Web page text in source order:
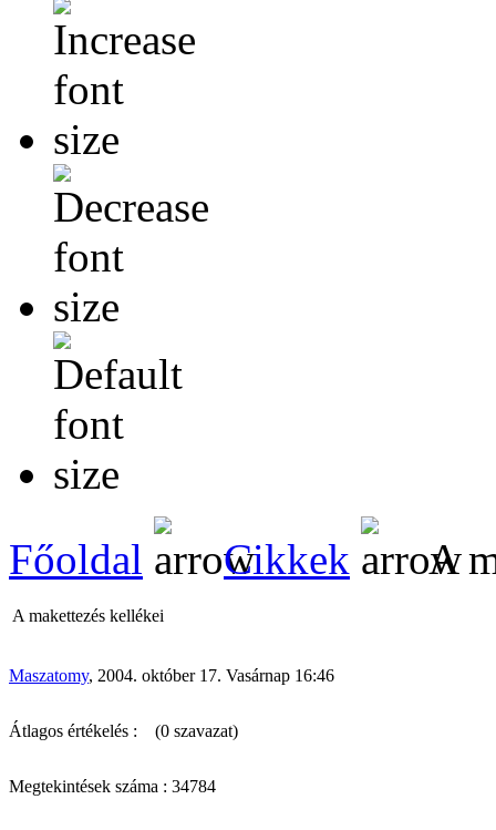
Főoldal Cikkek A
A makettezés kellékei
Maszatomy, 2004. október 17. Vasárnap 16:46
Átlagos értékelés : (0 szavazat)
Megtekintések száma : 34784